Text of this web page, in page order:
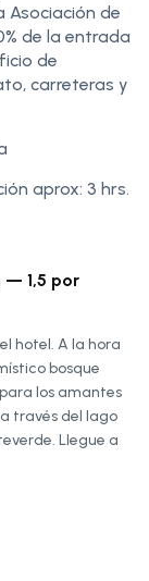
Asociación de
de la entrada
de
carreteras y
aprox: 3 hrs.
— 1,5 por
hotel. A la hora
bosque
los amantes
través del lago
Llegue a